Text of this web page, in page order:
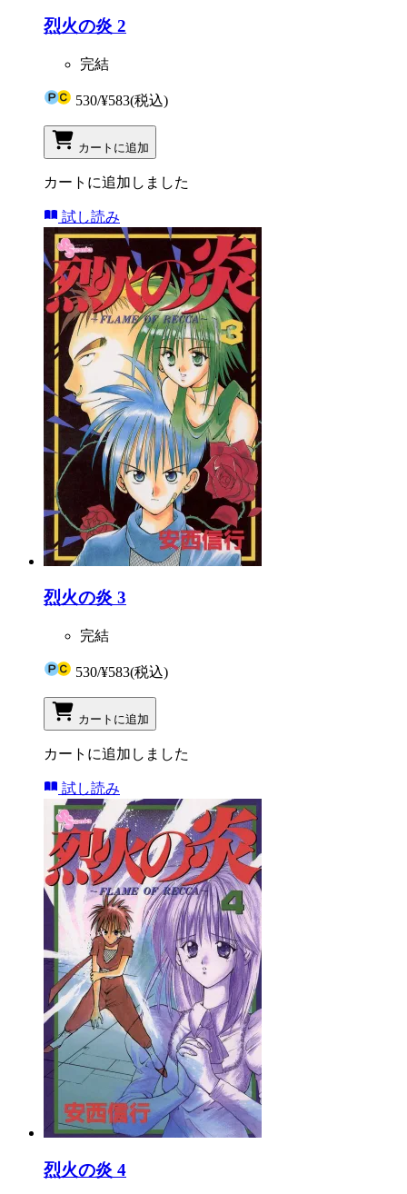
烈火の炎 2
完結
530/¥583(税込)
カートに追加
カートに追加しました
試し読み
烈火の炎 3
完結
530/¥583(税込)
カートに追加
カートに追加しました
試し読み
烈火の炎 4